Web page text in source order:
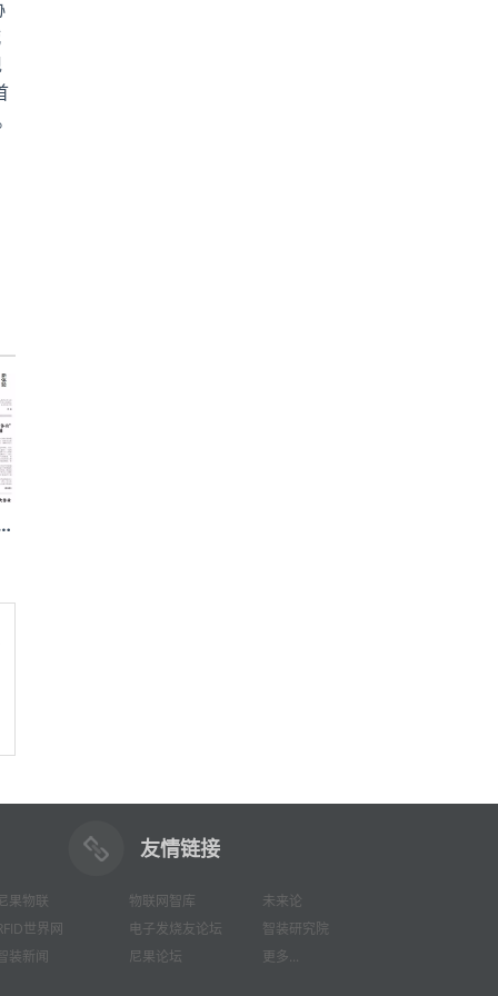
友情链接
果物联 物联网智库
未来论
世界网
电子发烧友论坛
智装研究院
装新闻
尼果论坛 更多...